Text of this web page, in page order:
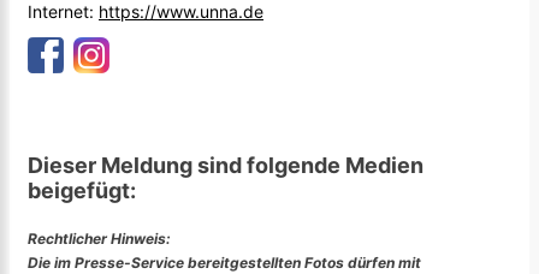
Internet: https://www.unna.de
Dieser Meldung sind folgende Medien
beigefügt:
Rechtlicher Hinweis:
Die im Presse-Service bereitgestellten Fotos dürfen mit